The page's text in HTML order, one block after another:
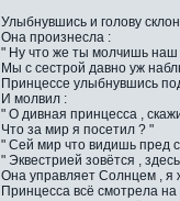
Улыбнувшись и голову
Она произнесла :
" Ну что же ты молчишь наш
Мы с сестрой давно уж
Принцессе улыбнувшись
И молвил :
" О дивная принцесса ,
Что за мир я посетил ? "
" Сей мир что видишь пред
" Эквестрией зовётся ,
Она управляет Солнцем , я
Принцесса всё смотрела